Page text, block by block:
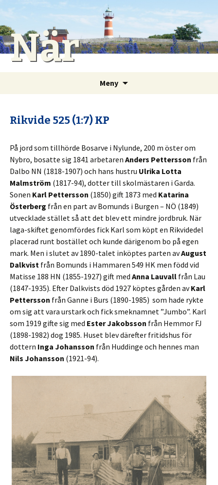
När
Meny
Rikvide 525 (1:7) KP
På jord som tillhörde Bosarve i Nylunde, 200 m öster om
Nybro, bosatte sig 1841 arbetaren Anders Pettersson från
Dalbo NN (1818-1907) och hans hustru Ulrika Lotta
Malmström (1817-94), dotter till skolmästaren i Garda.
Sonen Karl Pettersson (1850) gift 1873 med Katarina
Österberg från en part av Bomunds i Burgen – NÖ (1849)
utvecklade stället så att det blev ett mindre jordbruk. När
laga-skiftet genomfördes fick Karl som köpt en Rikvidedel
placerad runt bostället och kunde därigenom bo på egen
mark. Men i slutet av 1890-talet inköptes parten avAugust
Dalkvist från Bomunds i Hammaren 549 HK men född vid
Matisse 188 HN (1855-1927) gift med Anna Lauvall från Lau
(1847-1935). Efter Dalkvists död 1927 köptes gården avKarl
Pettersson från Ganne i Burs (1890-1985) som hade rykte
om sig att vara urstark och fick smeknamnet ”Jumbo”. Karl
som 1919 gifte sig med Ester Jakobsson från Hemmor FJ
(1898-1982) dog 1985. Huset blev därefter fritidshus för
dottern Inga Johansson från Huddinge och hennes man
Nils Johansson (1921-94).